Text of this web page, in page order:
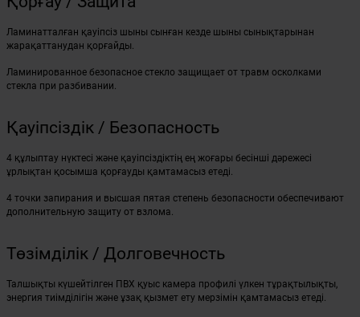
Ламинатталған қауіпсіз шыны сынған кезде шыны сынықтарынан
жарақаттанудан қорғайды.
Ламинированное безопасное стекло защищает от травм осколками
стекла при разбивании.
Қауіпсіздік / Безопасность
4 құлыптау нүктесі және қауіпсіздіктің ең жоғары бесінші дәрежесі
ұрлықтан қосымша қорғауды қамтамасыз етеді.
4 точки запирания и высшая пятая степень безопасности обеспечивают
дополнительную защиту от взлома.
Төзімділік / Долговечность
Талшықты күшейтілген ПВХ қуыс камера профилі үлкен тұрақтылықты,
энергия тиімділігін және ұзақ қызмет ету мерзімін қамтамасыз етеді.